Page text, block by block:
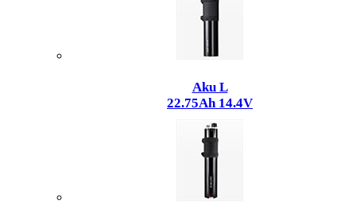
Aku L
22.75Ah 14.4V